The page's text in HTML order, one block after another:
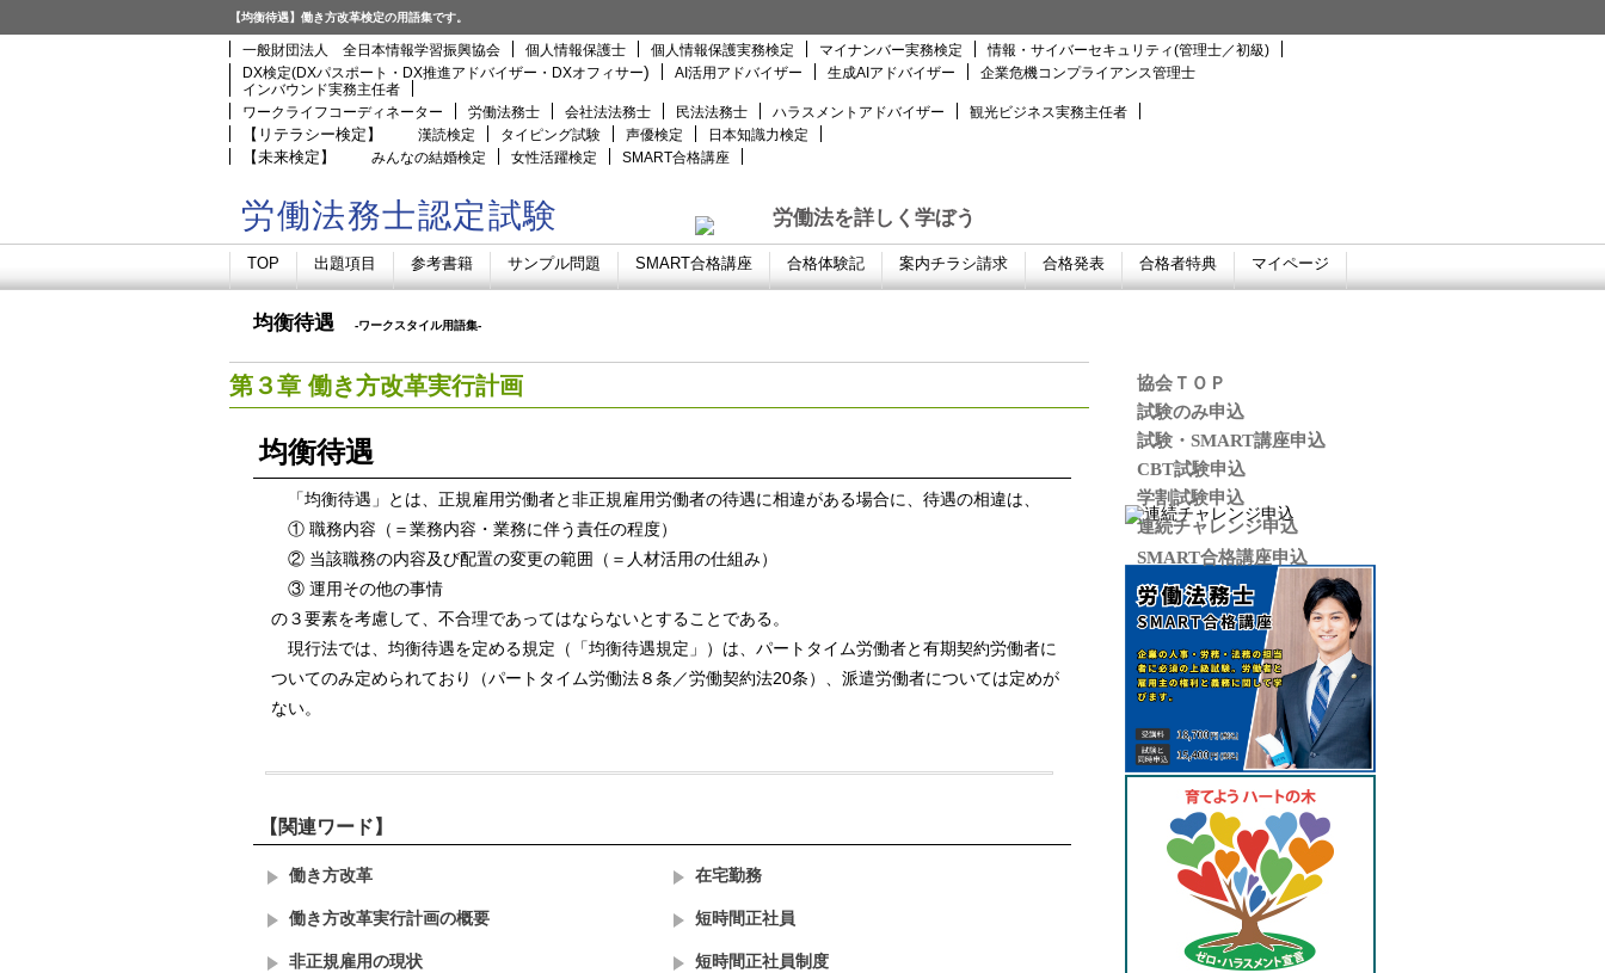
【均衡待遇】働き方改革検定の用語集です。
一般財団法人 全日本情報学習振興協会 個人情報保護士 個人情報保護実務検定 マイナンバー実務検定
情報・サイバーセキュリティ(管理士／初級)
DX検定(DXパスポート・DX推進アドバイザー・DXオフィサー) AI活用アドバイザー 生成AIアドバイザー
企業危機コンプライアンス管理士
インバウンド実務主任者
ワークライフコーディネーター
労働法務士 会社法法務士 民法法務士 ハラスメントアドバイザー 観光ビジネス実務主任者
【リテラシー検定】 漢読検定 タイピング試験 声優検定 日本知識力検定
【未来検定】 みんなの結婚検定 女性活躍検定 SMART合格講座
労働法務士認定試験 労働法を詳しく学ぼう
TOP 出題項目 参考書籍 サンプル問題 SMART合格講座 合格体験記 案内チラシ請求 合格発表 合格者特典 マイページ
均衡待遇 -ワークスタイル用語集-
第３章 働き方改革実行計画
均衡待遇
「均衡待遇」とは、正規雇用労働者と非正規雇用労働者の待遇に相違がある場合に、待遇の相違は、
① 職務内容（＝業務内容・業務に伴う責任の程度）
② 当該職務の内容及び配置の変更の範囲（＝人材活用の仕組み）
③ 運用その他の事情
の３要素を考慮して、不合理であってはならないとすることである。
現行法では、均衡待遇を定める規定（「均衡待遇規定」）は、パートタイム労働者と有期契約労働者に
ついてのみ定められており（パートタイム労働法８条／労働契約法20条）、派遣労働者については定めが
ない。
【関連ワード】
働き方改革
働き方改革実行計画の概要
非正規雇用の現状
在宅勤務
短時間正社員
短時間正社員制度
協会ＴＯＰ
試験のみ申込
試験・SMART講座申込
CBT試験申込
学割試験申込
連続チャレンジ申込
SMART合格講座申込